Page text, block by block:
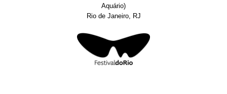
Aquário)
Rio de Janeiro, RJ